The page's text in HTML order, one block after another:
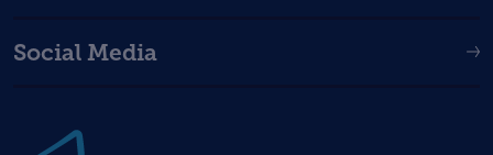
Social Media